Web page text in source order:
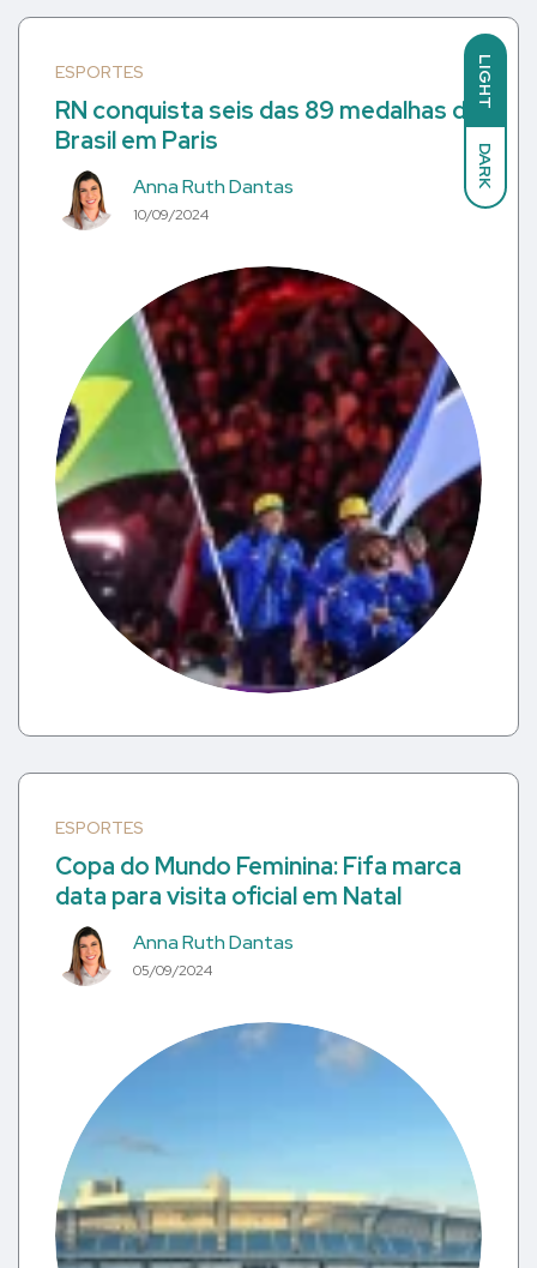
LIGHT
DARK
ESPORTES
RN conquista seis das 89 medalhas do
Brasil em Paris
Anna Ruth Dantas
10/09/2024
ESPORTES
Copa do Mundo Feminina: Fifa marca
data para visita oficial em Natal
Anna Ruth Dantas
05/09/2024